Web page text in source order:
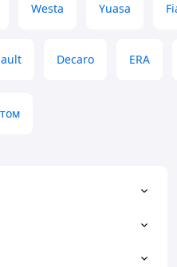
Westa Yuasa
Decaro ERA